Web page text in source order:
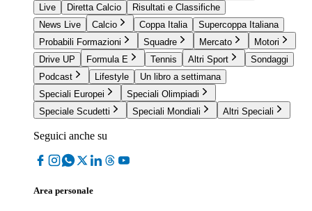
Live
Diretta Calcio
Risultati e Classifiche
News Live
Calcio Coppa Italia
Supercoppa Italiana
Probabili Formazioni
Squadre Mercato
Motori
Drive UP
Formula E Tennis Altri Sport
Sondaggi
Podcast
Lifestyle
Un libro a settimana
Speciali Europei
Speciali Olimpiadi
Speciale Scudetti
Speciali Mondiali Altri Speciali
Seguici anche su
Area personale